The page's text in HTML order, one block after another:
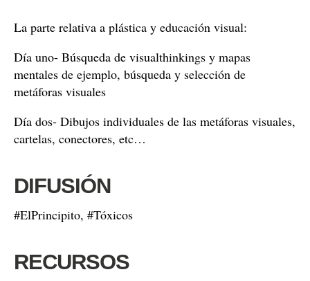
La parte relativa a plástica y educación visual:
Día uno- Búsqueda de visualthinkings y mapas
mentales de ejemplo, búsqueda y selección de
metáforas visuales
Día dos- Dibujos individuales de las metáforas visuales,
cartelas, conectores, etc…
DIFUSIÓN
#ElPrincipito, #Tóxicos
RECURSOS